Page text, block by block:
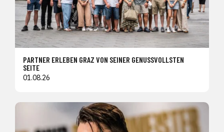
PARTNER ERLEBEN GRAZ VON SEINER GENUSSVOLLSTEN
SEITE
01.08.26